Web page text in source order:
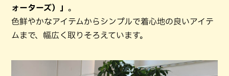
ォーターズ）」 。
色鮮やかなアイテムからシンプルで着心地の良いアイテ
ムまで、幅広く取りそろえています。